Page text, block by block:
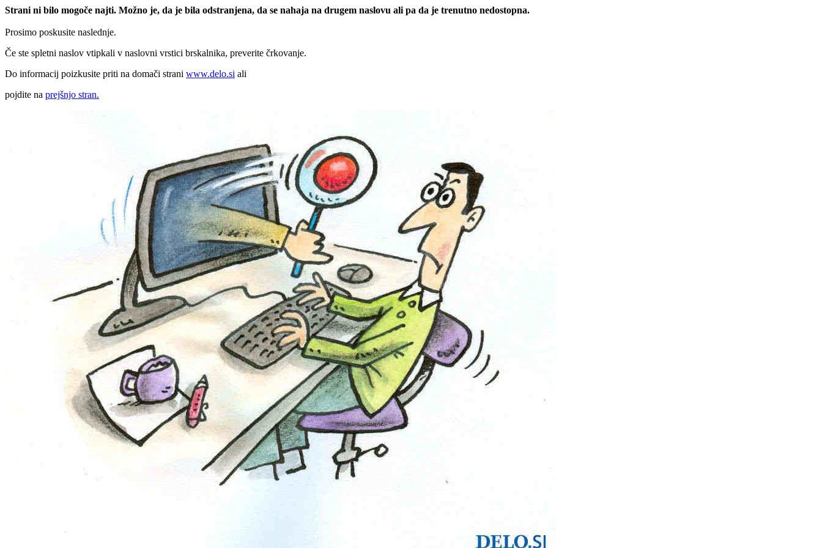
Strani ni bilo mogoče najti. Možno je, da je bila odstranjena, da se nahaja na drugem naslovu ali pa da je trenutno nedostopna.
Prosimo poskusite naslednje.
Če ste spletni naslov vtipkali v naslovni vrstici brskalnika, preverite črkovanje.
Do informacij poizkusite priti na domači strani www.delo.si ali
pojdite na prejšnjo stran.